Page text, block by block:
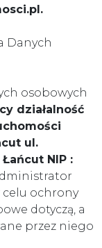
Danych
osobowych
działalność
ul.
NIP :
celu ochrony
dotyczą, a
przez niego